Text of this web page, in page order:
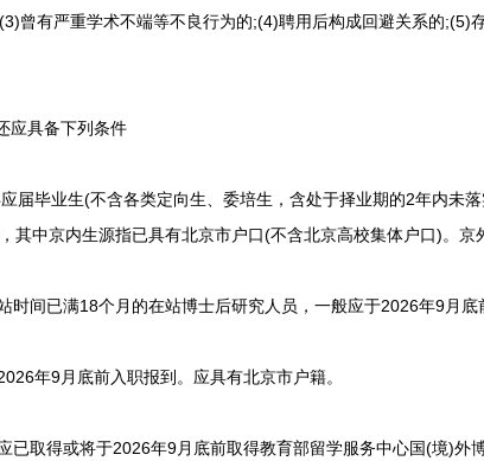
曾有严重学术不端等不良行为的;(4)聘用后构成回避关系的;(5)
具备下列条件
毕业生(不含各类定向生、委培生，含处于择业期的2年内未
其中京内生源指已具有北京市户口(不含北京高校集体户口)。京
间已满18个月的在站博士后研究人员，一般应于2026年9月底
年9月底前入职报到。应具有北京市户籍。
取得或将于2026年9月底前取得教育部留学服务中心国(境)外